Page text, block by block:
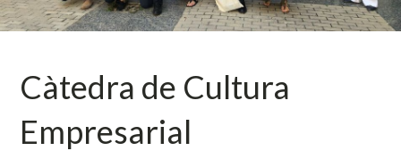
Càtedra de Cultura
Empresarial